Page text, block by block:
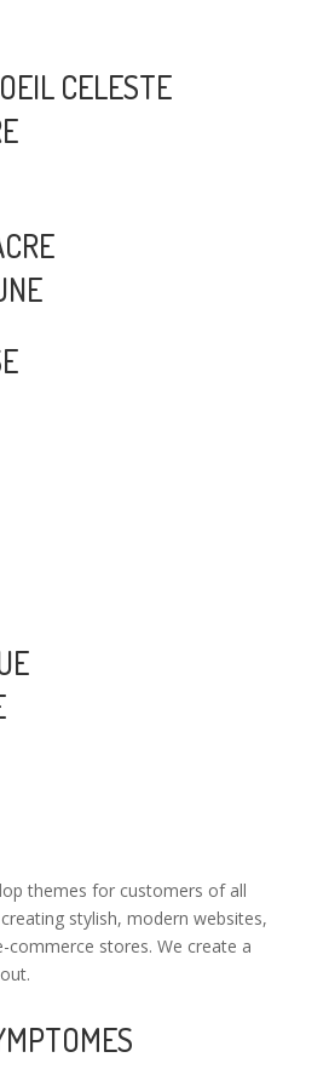
CELESTE
themes for customers of all
stylish, modern websites,
stores. We create a